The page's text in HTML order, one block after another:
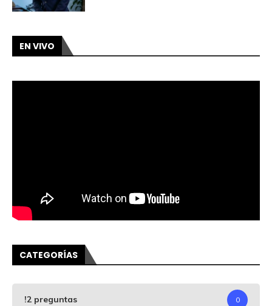
EN VIVO
CATEGORÍAS
!2 preguntas 0